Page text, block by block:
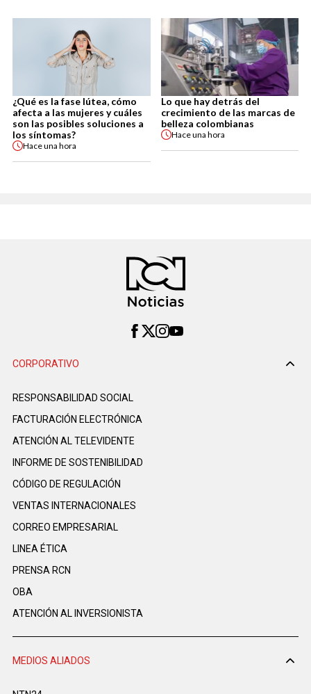
¿Qué es la fase lútea, cómo
afecta a las mujeres y cuáles
son las posibles soluciones a
los síntomas?
Haceuna hora
Lo que hay detrás del
crecimiento de las marcas de
belleza colombianas
Haceuna hora
CORPORATIVO
RESPONSABILIDAD SOCIAL
FACTURACIÓN ELECTRÓNICA
ATENCIÓN AL TELEVIDENTE
INFORME DE SOSTENIBILIDAD
CÓDIGO DE REGULACIÓN
VENTAS INTERNACIONALES
CORREO EMPRESARIAL
LINEA ÉTICA
PRENSA RCN
OBA
ATENCIÓN AL INVERSIONISTA
MEDIOS ALIADOS